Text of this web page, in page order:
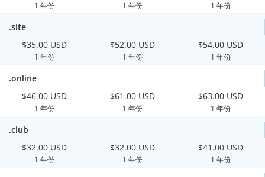
1 年份 1 年份 1 年份
.site
$35.00 USD
1 年份
$52.00 USD
1 年份
$54.00 USD
1 年份
.online
$46.00 USD
1 年份
$61.00 USD
1 年份
$63.00 USD
1 年份
.club
$32.00 USD
1 年份
$32.00 USD
1 年份
$41.00 USD
1 年份